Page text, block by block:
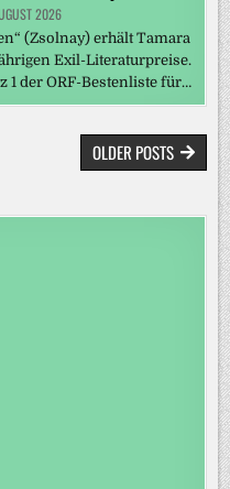
2026
(Zsolnay) erhält Tamara
Exil-Literaturpreise.
1 der ORF-Bestenliste für…
OLDER POSTS